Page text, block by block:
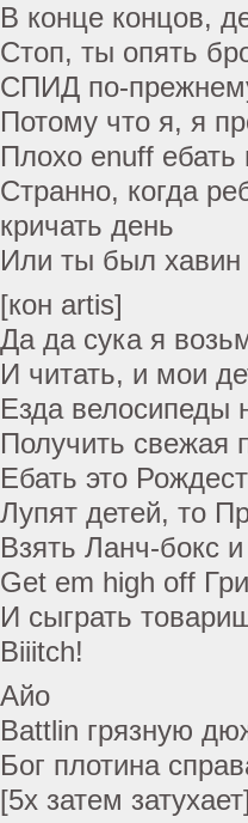
В конце концов,
Стоп, ты опять
СПИД по-
Потому что я, я
Плохо enuff ебать
Странно, когда
кричать день
Или ты был хавин
[кон artis]
Да да сука я
И читать, и мои
Езда велосипеды
Получить свежая
Ебать это
Лупят детей, то
Взять Ланч-бокс
Get em high off
И сыграть
Biiitch!
Айо
Battlin грязную
Бог плотина
[5х затем затухает]